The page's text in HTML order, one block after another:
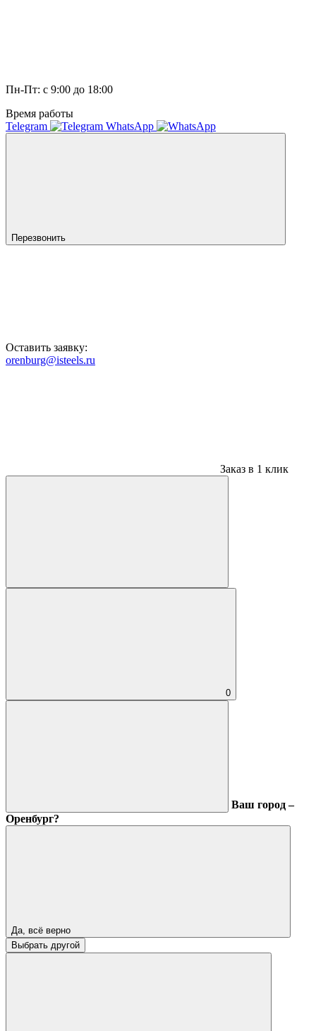
Пн-Пт: с 9:00 до 18:00
Время работы
Telegram
WhatsApp
Перезвонить
Оставить заявку:
orenburg@isteels.ru
Заказ в 1 клик
0
Ваш город –
Оренбург?
Да, всё верно
Выбрать другой